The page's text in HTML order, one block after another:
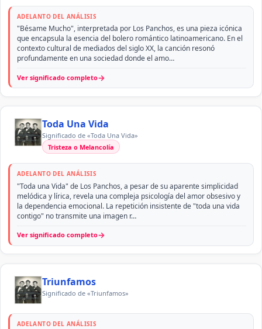
ADELANTO DEL ANÁLISIS
"Bésame Mucho", interpretada por Los Panchos, es una pieza icónica
que encapsula la esencia del bolero romántico latinoamericano. En el
contexto cultural de mediados del siglo XX, la canción resonó
profundamente en una sociedad donde el amo…
Ver significado completo→
Toda Una Vida
Significado de «Toda Una Vida»
Tristeza o Melancolía
ADELANTO DEL ANÁLISIS
"Toda una Vida" de Los Panchos, a pesar de su aparente simplicidad
melódica y lírica, revela una compleja psicología del amor obsesivo y
la dependencia emocional. La repetición insistente de "toda una vida
contigo" no transmite una imagen r…
Ver significado completo→
Triunfamos
Significado de «Triunfamos»
ADELANTO DEL ANÁLISIS